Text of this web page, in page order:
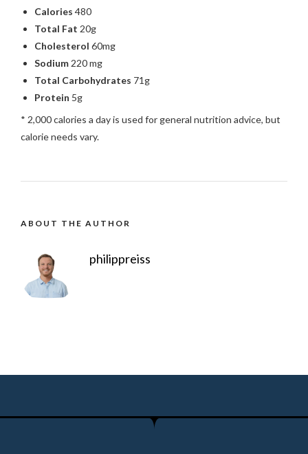
+49 7461 9661027
07461 9661027
Calories 480
Total Fat 20g
Cholesterol 60mg
Sodium 220 mg
Total Carbohydrates 71g
Protein 5g
* 2,000 calories a day is used for general nutrition advice, but
calorie needs vary.
ABOUT THE AUTHOR
philippreiss